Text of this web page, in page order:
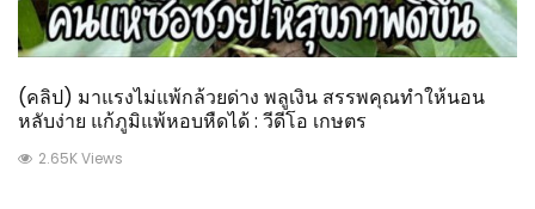
(คลิป) มาแรงไม่แพ้กล้วยด่าง พลูเงิน สรรพคุณทำให้นอน
หลับง่าย แก้ภูมิแพ้หอบหืดได้ : วีดีโอ เกษตร
2.65K Views